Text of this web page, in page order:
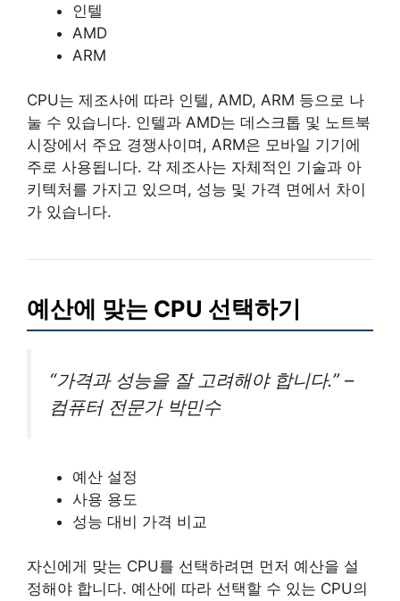
인텔
AMD
ARM
CPU는 제조사에 따라 인텔, AMD, ARM 등으로 나
눌 수 있습니다. 인텔과 AMD는 데스크톱 및 노트북
시장에서 주요 경쟁사이며, ARM은 모바일 기기에
주로 사용됩니다. 각 제조사는 자체적인 기술과 아
키텍처를 가지고 있으며, 성능 및 가격 면에서 차이
가 있습니다.
예산에 맞는 CPU 선택하기
“가격과 성능을 잘 고려해야 합니다.” –
컴퓨터 전문가 박민수
예산 설정
사용 용도
성능 대비 가격 비교
자신에게 맞는 CPU를 선택하려면 먼저 예산을 설
정해야 합니다. 예산에 따라 선택할 수 있는 CPU의